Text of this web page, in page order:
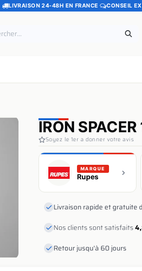
LIVRAISON 24-48H EN FRANCE · CONSEIL
IRON
Soyez le 1er a donner votre avis
MARQUE
Rupes
Livraison rapide et gratuite
Nos clients sont satisfaits
Retour jusqu'à 60 jours